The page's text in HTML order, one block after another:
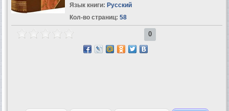
Язык книги: Русский
Кол-во страниц: 58
0